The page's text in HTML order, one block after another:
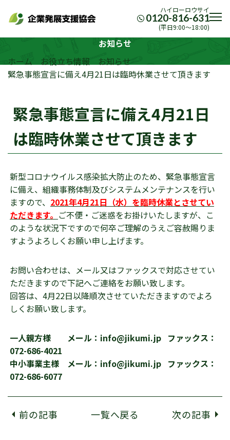
ハイローロウサイ
0120-816-631
(平日9:00〜18:00)
お知らせ
ホーム
お役立ち情報
お知らせ
緊急事態宣言に備え4月21日は臨時休業させて頂きます
緊急事態宣言に備え4月21日
は臨時休業させて頂きます
新型コロナウイルス感染拡大防止のため、緊急事態宣言
に備え、組織事務体制及びシステムメンテナンスを行い
ますので、 2021年4月21日（水）を臨時休業とさせてい
ただきます。 ご不便・ご迷惑をお掛けいたしますが、こ
のような状況下ですので何卒ご理解のうえご容赦賜りま
すようよろしくお願い申し上げます。
お問い合わせは、メール又はファックスで対応させてい
ただきますので下記へご連絡をお願い致します。
回答は、4月22日以降順次させていただきますのでよろ
しくお願い致します。
一人親方様 メール： info@jikumi.jp ファックス：
072-686-4021
中小事業主様 メール： info@jikumi.jp ファックス：
072-686-6077
前の記事 一覧へ戻る 次の記事